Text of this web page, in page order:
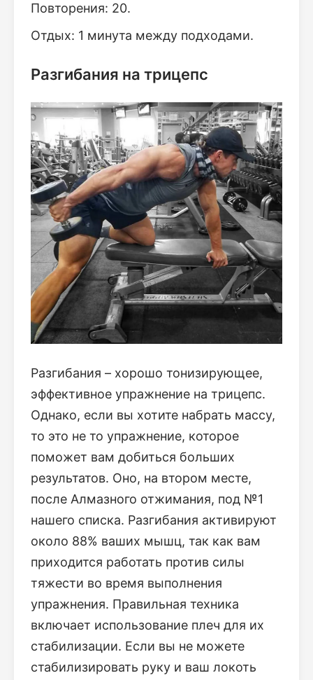
Повторения: 20.
Отдых: 1 минута между подходами.
Разгибания на трицепс
Разгибания – хорошо тонизирующее,
эффективное упражнение на трицепс.
Однако, если вы хотите набрать массу,
то это не то упражнение, которое
поможет вам добиться больших
результатов. Оно, на втором месте,
после Алмазного отжимания, под №1
нашего списка. Разгибания активируют
около 88% ваших мышц, так как вам
приходится работать против силы
тяжести во время выполнения
упражнения. Правильная техника
включает использование плеч для их
стабилизации. Если вы не можете
стабилизировать руку и ваш локоть